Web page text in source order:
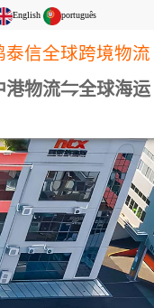
English português
泰信全球跨境物流
港物流⇋全球海运